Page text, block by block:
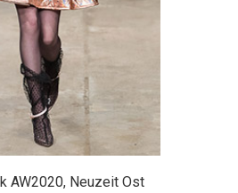
AW2020, Neuzeit Ost